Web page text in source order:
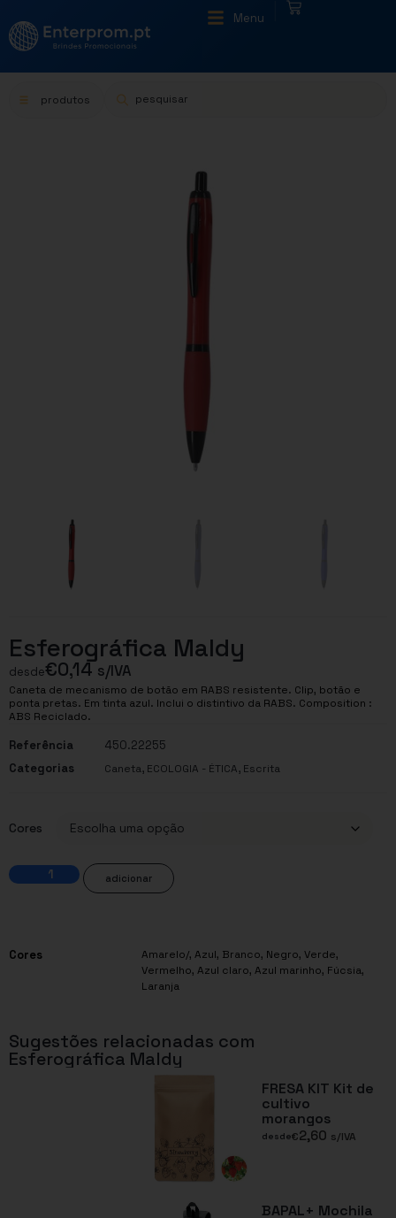
Menu
produtos
Esferográfica Maldy
desde€0,14 s/IVA
Caneta de mecanismo de botão em RABS resistente. Clip, botão e
ponta pretas. Em tinta azul. Inclui o distintivo da RABS. Composition :
ABS Reciclado.
Referência
450.22255
Categorias
Caneta, ECOLOGIA - ÉTICA, Escrita
Cores
adicionar
Cores Amarelo/, Azul, Branco, Negro, Verde,
Vermelho, Azul claro, Azul marinho, Fúcsia,
Laranja
Sugestões relacionadas com
Esferográfica Maldy
FRESA KIT Kit de
cultivo
morangos
desde€2,60 s/IVA
BAPAL+ Mochila